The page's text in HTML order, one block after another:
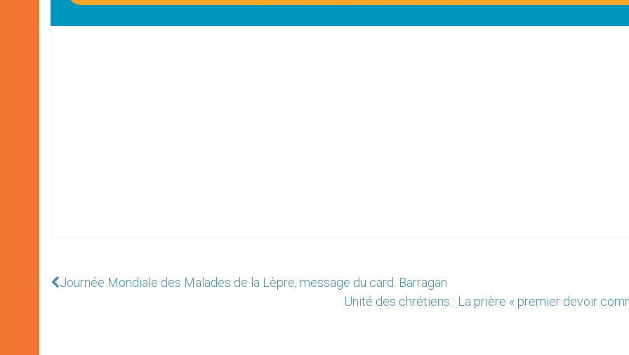
Journée Mondiale des Malades de la Lèpre, message du card. Barragan
Unité des chrétiens : La prière « premier devoir